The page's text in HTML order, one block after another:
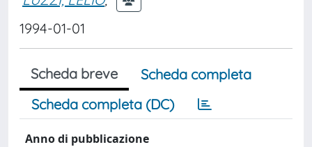
1994-01-01
Scheda breve
Scheda completa
Scheda completa (DC)
Anno di pubblicazione